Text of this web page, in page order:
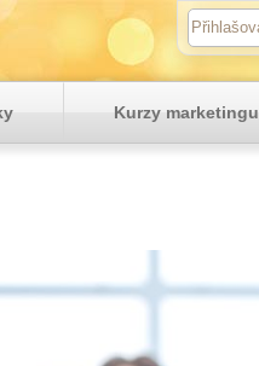
Kurzy marketingu